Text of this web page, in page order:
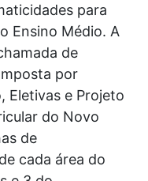
para
Ensino Médio. A
de
por
Eletivas e Projeto
do Novo
de
cada área do